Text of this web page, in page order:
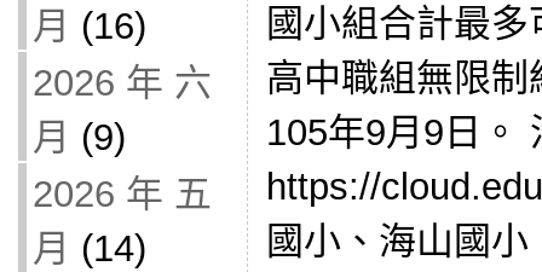
月 (16)
2026 年 六
月 (9)
2026 年 五
月 (14)
國小組合計最
高中職組無限
105年9月9日。
https://
國小、海山國